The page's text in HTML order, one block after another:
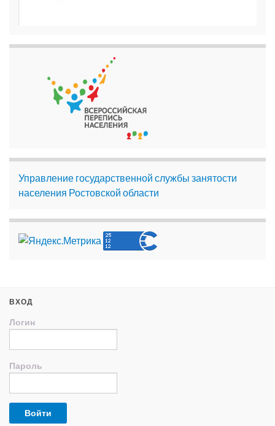
Управление государственной службы занятости
населения Ростовской области
ВХОД
Логин
Пароль